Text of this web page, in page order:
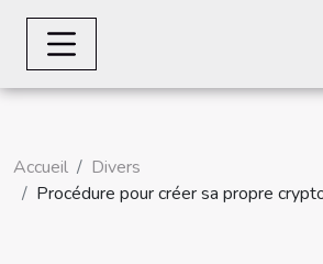
Accueil
Divers
Procédure pour créer sa propre